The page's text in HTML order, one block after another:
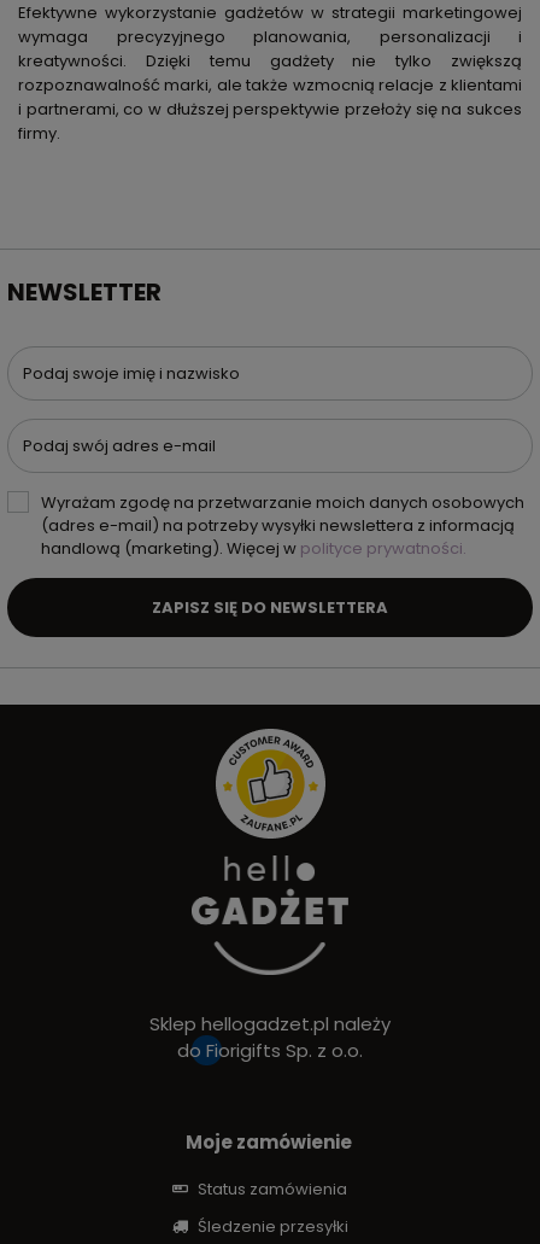
Efektywne wykorzystanie gadżetów w strategii marketingowej
wymaga precyzyjnego planowania, personalizacji i
kreatywności. Dzięki temu gadżety nie tylko zwiększą
rozpoznawalność marki, ale także wzmocnią relacje z klientami
i partnerami, co w dłuższej perspektywie przełoży się na sukces
firmy.
NEWSLETTER
Podaj swoje imię i nazwisko
Podaj swój adres e-mail
Wyrażam zgodę na przetwarzanie moich danych osobowych
(adres e-mail) na potrzeby wysyłki newslettera z informacją
handlową (marketing). Więcej w polityce prywatności.
ZAPISZ SIĘ DO NEWSLETTERA
Sklep hellogadzet.pl należy
do Fiorigifts Sp. z o.o.
Moje zamówienie
Status zamówienia
Śledzenie przesyłki